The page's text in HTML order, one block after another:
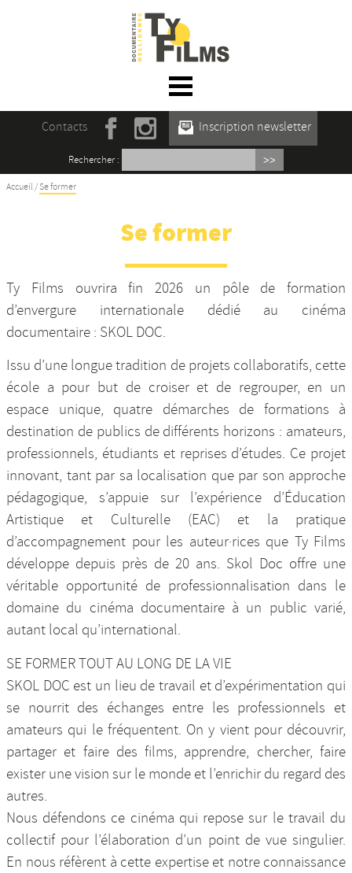
☰ Menu
Accueil
Actualités
L’association
Mellionnec
Projections
Se former
Maison des Auteur·rices
Nos productions et +
Contacts Inscription newsletter
Rechercher :
Accueil /Se former
Se former
Ty Films ouvrira fin 2026 un pôle de formation
d’envergure internationale dédié au cinéma
documentaire : SKOL DOC.
Issu d’une longue tradition de projets collaboratifs, cette
école a pour but de croiser et de regrouper, en un
espace unique, quatre démarches de formations à
destination de publics de différents horizons : amateurs,
professionnels, étudiants et reprises d’études. Ce projet
innovant, tant par sa localisation que par son approche
pédagogique, s’appuie sur l’expérience d’Éducation
Artistique et Culturelle (EAC) et la pratique
d’accompagnement pour les auteur·rices que Ty Films
développe depuis près de 20 ans. Skol Doc offre une
véritable opportunité de professionnalisation dans le
domaine du cinéma documentaire à un public varié,
autant local qu’international.
SE FORMER TOUT AU LONG DE LA VIE
SKOL DOC est un lieu de travail et d’expérimentation qui
se nourrit des échanges entre les professionnels et
amateurs qui le fréquentent. On y vient pour découvrir,
partager et faire des films, apprendre, chercher, faire
exister une vision sur le monde et l’enrichir du regard des
autres.
Nous défendons ce cinéma qui repose sur le travail du
collectif pour l’élaboration d’un point de vue singulier.
En nous réfèrent à cette expertise et notre connaissance